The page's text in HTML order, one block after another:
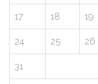
17 18 19
24 25 26
31